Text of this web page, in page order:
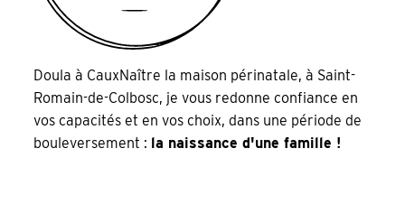
Doula à CauxNaître la maison périnatale, à Saint-
Romain-de-Colbosc, je vous redonne confiance en
vos capacités et en vos choix, dans une période de
bouleversement : la naissance d'une famille !